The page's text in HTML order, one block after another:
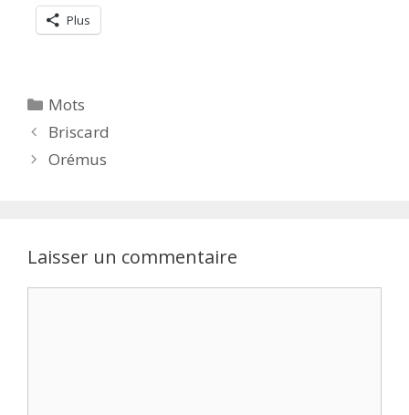
Plus
Catégories
Mots
Briscard
Orémus
Laisser un commentaire